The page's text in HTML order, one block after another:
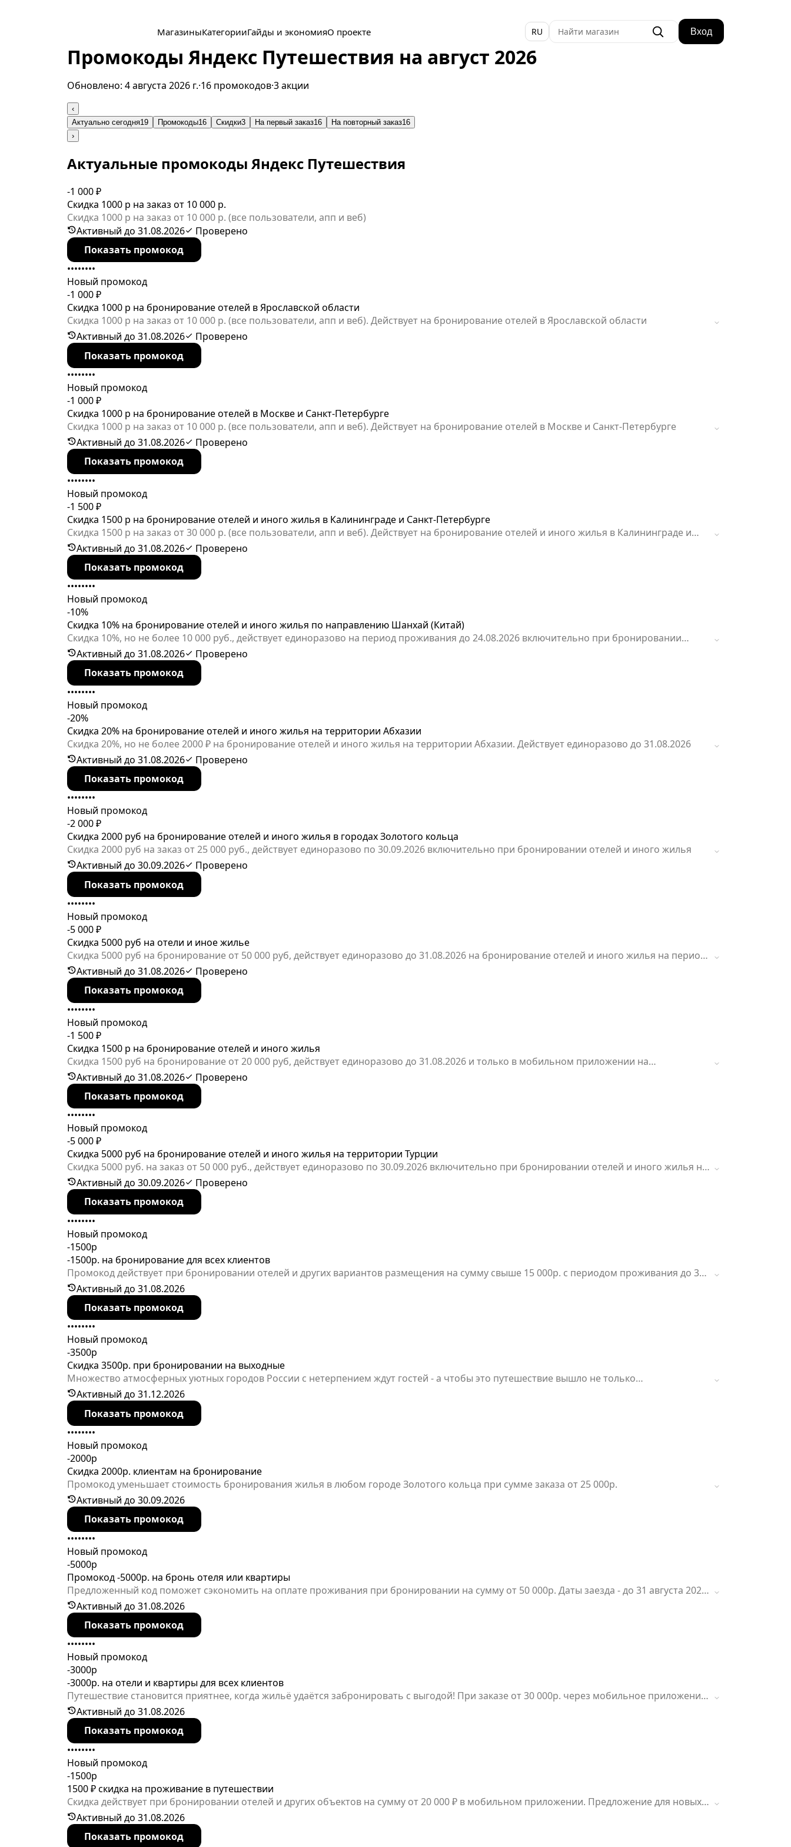
МагазиныКатегорииГайды и экономияО проекте RU Вход
Промокоды Яндекс Путешествия на август 2026
Обновлено: 4 августа 2026 г.·16 промокодов·3 акции
‹
Актуально сегодня19 Промокоды16 Скидки3 На первый заказ16 На повторный заказ16
›
Актуальные промокоды Яндекс Путешествия
-1 000 ₽
Скидка 1000 р на заказ от 10 000 р.
Скидка 1000 р на заказ от 10 000 р. (все пользователи, апп и веб)
Активный до 31.08.2026
Проверено
Показать промокод
••••••••
Новый промокод
-1 000 ₽
Скидка 1000 р на бронирование отелей в Ярославской области
Скидка 1000 р на заказ от 10 000 р. (все пользователи, апп и веб). Действует на бронирование отелей в Ярославской области
Активный до 31.08.2026
Проверено
Показать промокод
••••••••
Новый промокод
-1 000 ₽
Скидка 1000 р на бронирование отелей в Москве и Санкт-Петербурге
Скидка 1000 р на заказ от 10 000 р. (все пользователи, апп и веб). Действует на бронирование отелей в Москве и Санкт-Петербурге
Активный до 31.08.2026
Проверено
Показать промокод
••••••••
Новый промокод
-1 500 ₽
Скидка 1500 р на бронирование отелей и иного жилья в Калининграде и Санкт-Петербурге
Скидка 1500 р на заказ от 30 000 р. (все пользователи, апп и веб). Действует на бронирование отелей и иного жилья в Калининграде и
Санкт-Петербурге
Активный до 31.08.2026
Проверено
Показать промокод
••••••••
Новый промокод
-10%
Скидка 10% на бронирование отелей и иного жилья по направлению Шанхай (Китай)
Скидка 10%, но не более 10 000 руб., действует единоразово на период проживания до 24.08.2026 включительно при бронировании
отелей и иного жилья по направлению Шанхай (Китай)
Активный до 31.08.2026
Проверено
Показать промокод
••••••••
Новый промокод
-20%
Скидка 20% на бронирование отелей и иного жилья на территории Абхазии
Скидка 20%, но не более 2000 ₽ на бронирование отелей и иного жилья на территории Абхазии. Действует единоразово до 31.08.2026
Активный до 31.08.2026
Проверено
Показать промокод
••••••••
Новый промокод
-2 000 ₽
Скидка 2000 руб на бронирование отелей и иного жилья в городах Золотого кольца
Cкидка 2000 руб на заказ от 25 000 руб., действует единоразово по 30.09.2026 включительно при бронировании отелей и иного жилья
Активный до 30.09.2026
Проверено
Показать промокод
••••••••
Новый промокод
-5 000 ₽
Скидка 5000 руб на отели и иное жилье
Скидка 5000 руб на бронирование от 50 000 руб, действует единоразово до 31.08.2026 на бронирование отелей и иного жилья на период
проживания до 31.08.2026
Активный до 31.08.2026
Проверено
Показать промокод
••••••••
Новый промокод
-1 500 ₽
Скидка 1500 р на бронирование отелей и иного жилья
Скидка 1500 руб на бронирование от 20 000 руб, действует единоразово до 31.08.2026 и только в мобильном приложении на
бронирование отелей и иного жилья
Активный до 31.08.2026
Проверено
Показать промокод
••••••••
Новый промокод
-5 000 ₽
Скидка 5000 руб на бронирование отелей и иного жилья на территории Турции
Скидка 5000 руб. на заказ от 50 000 руб., действует единоразово по 30.09.2026 включительно при бронировании отелей и иного жилья на
территории Турции
Активный до 30.09.2026
Проверено
Показать промокод
••••••••
Новый промокод
-1500р
-1500р. на бронирование для всех клиентов
Промокод действует при бронировании отелей и других вариантов размещения на сумму свыше 15 000р. с периодом проживания до 31
августа 2026 года. Применяется не более одного раза на аккаунт.
Активный до 31.08.2026
Показать промокод
••••••••
Новый промокод
-3500р
Скидка 3500р. при бронировании на выходные
Множество атмосферных уютных городов России с нетерпением ждут гостей - а чтобы это путешествие вышло не только
незабываемым, но и выгодным, сервис дарит хорошую скидку на проживание. Акция работает при бронировании от 20 000р.
Активный до 31.12.2026
Показать промокод
••••••••
Новый промокод
-2000р
Скидка 2000р. клиентам на бронирование
Промокод уменьшает стоимость бронирования жилья в любом городе Золотого кольца при сумме заказа от 25 000р.
Активный до 30.09.2026
Показать промокод
••••••••
Новый промокод
-5000р
Промокод -5000р. на бронь отеля или квартиры
Предложенный код поможет сэкономить на оплате проживания при бронировании на сумму от 50 000р. Даты заезда - до 31 августа 2026
года.
Активный до 31.08.2026
Показать промокод
••••••••
Новый промокод
-3000р
-3000р. на отели и квартиры для всех клиентов
Путешествие становится приятнее, когда жильё удаётся забронировать с выгодой! При заказе от 30 000р. через мобильное приложение
предоставляется отличная скидка по промокоду.
Активный до 31.08.2026
Показать промокод
••••••••
Новый промокод
-1500р
1500 ₽ скидка на проживание в путешествии
Скидка действует при бронировании отелей и других объектов на сумму от 20 000 ₽ в мобильном приложении. Предложение для новых и
действующих пользователей, можно использовать один раз.
Активный до 31.08.2026
Показать промокод